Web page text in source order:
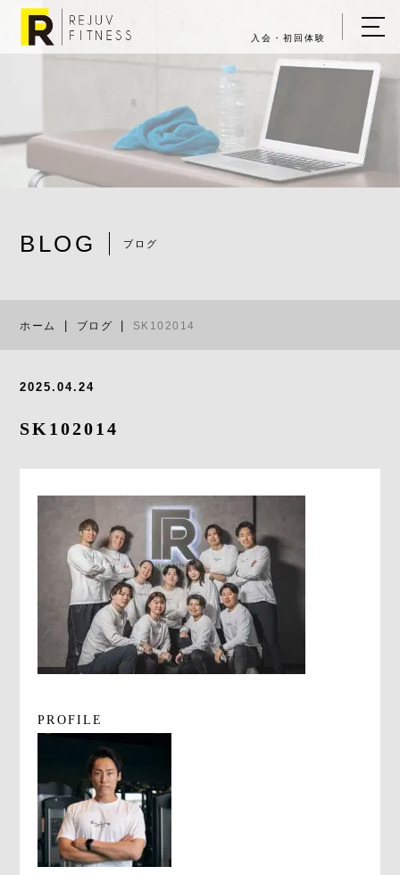
入会・初回体験
BLOG ブログ
ホーム ブログ SK102014
2025.04.24
SK102014
PROFILE
ホーム
キャンペーン情報
▼ REJUV FITNESSについて
店舗一覧
058-338-3504
入会・初回体験はこちら